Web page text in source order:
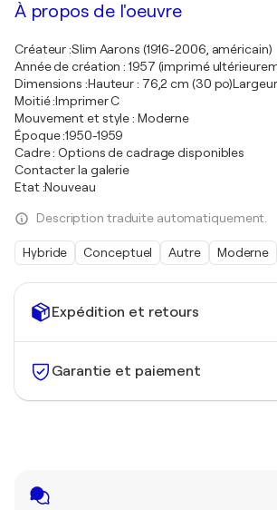
Expédition et retours
Garantie et paiement
À propos de l'oeuvre
Créateur :Slim Aarons (1916-2006, américain)
Année de création : 1957 (imprimé
Dimensions :Hauteur : 76,2 cm (30
Moitié :Imprimer C
Mouvement et style : Moderne
Époque :1950-1959
Cadre : Options de cadrage disponibles
Contacter la galerie
Etat :Nouveau
Description traduite automatiquement.
Hybride Conceptuel Autre Moderne